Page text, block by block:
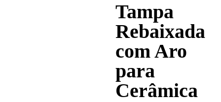
Tampa
Rebaixada
com Aro
para
Cerâmica